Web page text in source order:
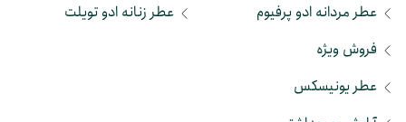
عطر مردانه ادو پرفیوم
عطر زنانه ادو تویلت
فروش ویژه
عطر یونیسکس